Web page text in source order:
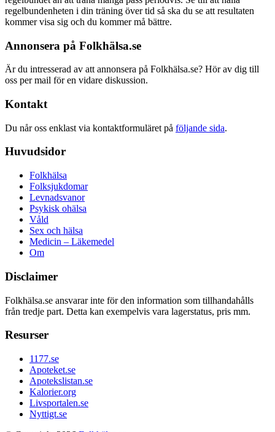
regelbundenheten i din träning över tid så ska du se att resultaten
kommer visa sig och du kommer må bättre.
Annonsera på Folkhälsa.se
Är du intresserad av att annonsera på Folkhälsa.se? Hör av dig till
oss per mail för en vidare diskussion.
Kontakt
Du når oss enklast via kontaktformuläret på följande sida.
Huvudsidor
Folkhälsa
Folksjukdomar
Levnadsvanor
Psykisk ohälsa
Våld
Sex och hälsa
Medicin – Läkemedel
Om
Disclaimer
Folkhälsa.se ansvarar inte för den information som tillhandahålls
från tredje part. Detta kan exempelvis vara lagerstatus, pris mm.
Resurser
1177.se
Apoteket.se
Apotekslistan.se
Kalorier.org
Livsportalen.se
Nyttigt.se